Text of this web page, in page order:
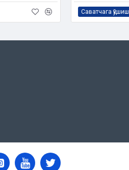
Саватчага қўшиш